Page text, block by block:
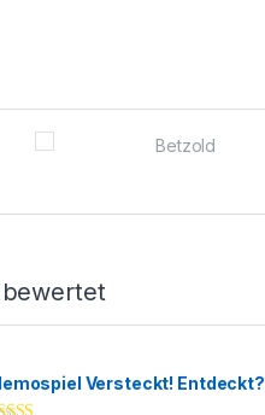
Versteckt! Entdeckt?